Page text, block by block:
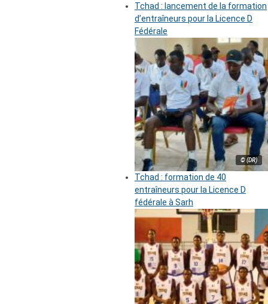
Tchad : lancement de la formation
d’entraîneurs pour la Licence D
Fédérale
© (DR)
Tchad : formation de 40
entraîneurs pour la Licence D
fédérale à Sarh